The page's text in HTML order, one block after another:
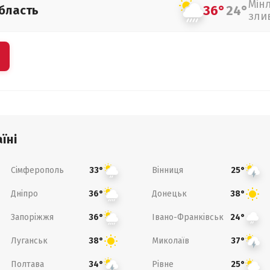
36°24°
Сімферополь 33° Вінниця 25°
Дніпро 36° Донецьк 38°
Запоріжжя 36° Івано-Франківськ 24°
Луганськ 38° Миколаїв 37°
Полтава 34° Рівне 25°